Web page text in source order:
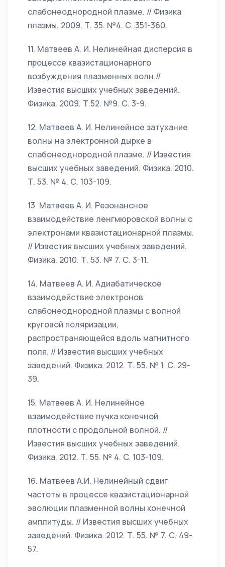
слабонеоднородной плазме. // Физика
плазмы. 2009. Т. 35. №4. С. 351-360.
11. Матвеев А. И. Нелинейная дисперсия в
процессе квазистационарного
возбуждения плазменных волн.//
Известия высших учебных заведений.
Физика. 2009. Т.52. №9. С. 3-9.
12. Матвеев А. И. Нелинейное затухание
волны на электронной дырке в
слабонеоднородной плазме. // Известия
высших учебных заведений. Физика. 2010.
Т. 53. № 4. С. 103-109.
13. Матвеев А. И. Резонансное
взаимодействие ленгмюровской волны с
электронами квазистационарной плазмы.
// Известия высших учебных заведений.
Физика. 2010. Т. 53. № 7. С. 3-11.
14. Матвеев А. И. Адиабатическое
взаимодействие электронов
слабонеоднородной плазмы с волной
круговой поляризации,
распространяющейся вдоль магнитного
поля. // Известия высших учебных
заведений. Физика. 2012. Т. 55. № 1. С. 29-
39.
15. Матвеев А. И. Нелинейное
взаимодействие пучка конечной
плотности с продольной волной. //
Известия высших учебных заведений.
Физика. 2012. Т. 55. № 4. C. 103-109.
16. Матвеев А.И. Нелинейный сдвиг
частоты в процессе квазистационарной
эволюции плазменной волны конечной
амплитуды. // Известия высших учебных
заведений. Физика. 2012. Т. 55. № 7. С. 49-
57.